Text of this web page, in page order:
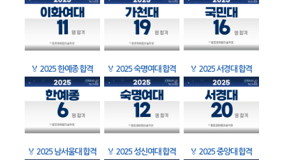
🏅 2025 한예종 합격 🏅 2025 숙명여대 합격 🏅 2025 서경대 합격
🏅 2025 남서울대 합격 🏅 2025 성신여대 합격 🏅 2025 중앙대 합격